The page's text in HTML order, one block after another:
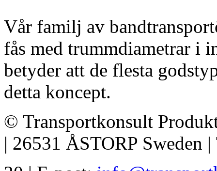
Vår familj av
fås med trummdiametrar i
betyder att de flesta
detta koncept.
© Transportkonsult
| 26531 ÅSTORP Sweden